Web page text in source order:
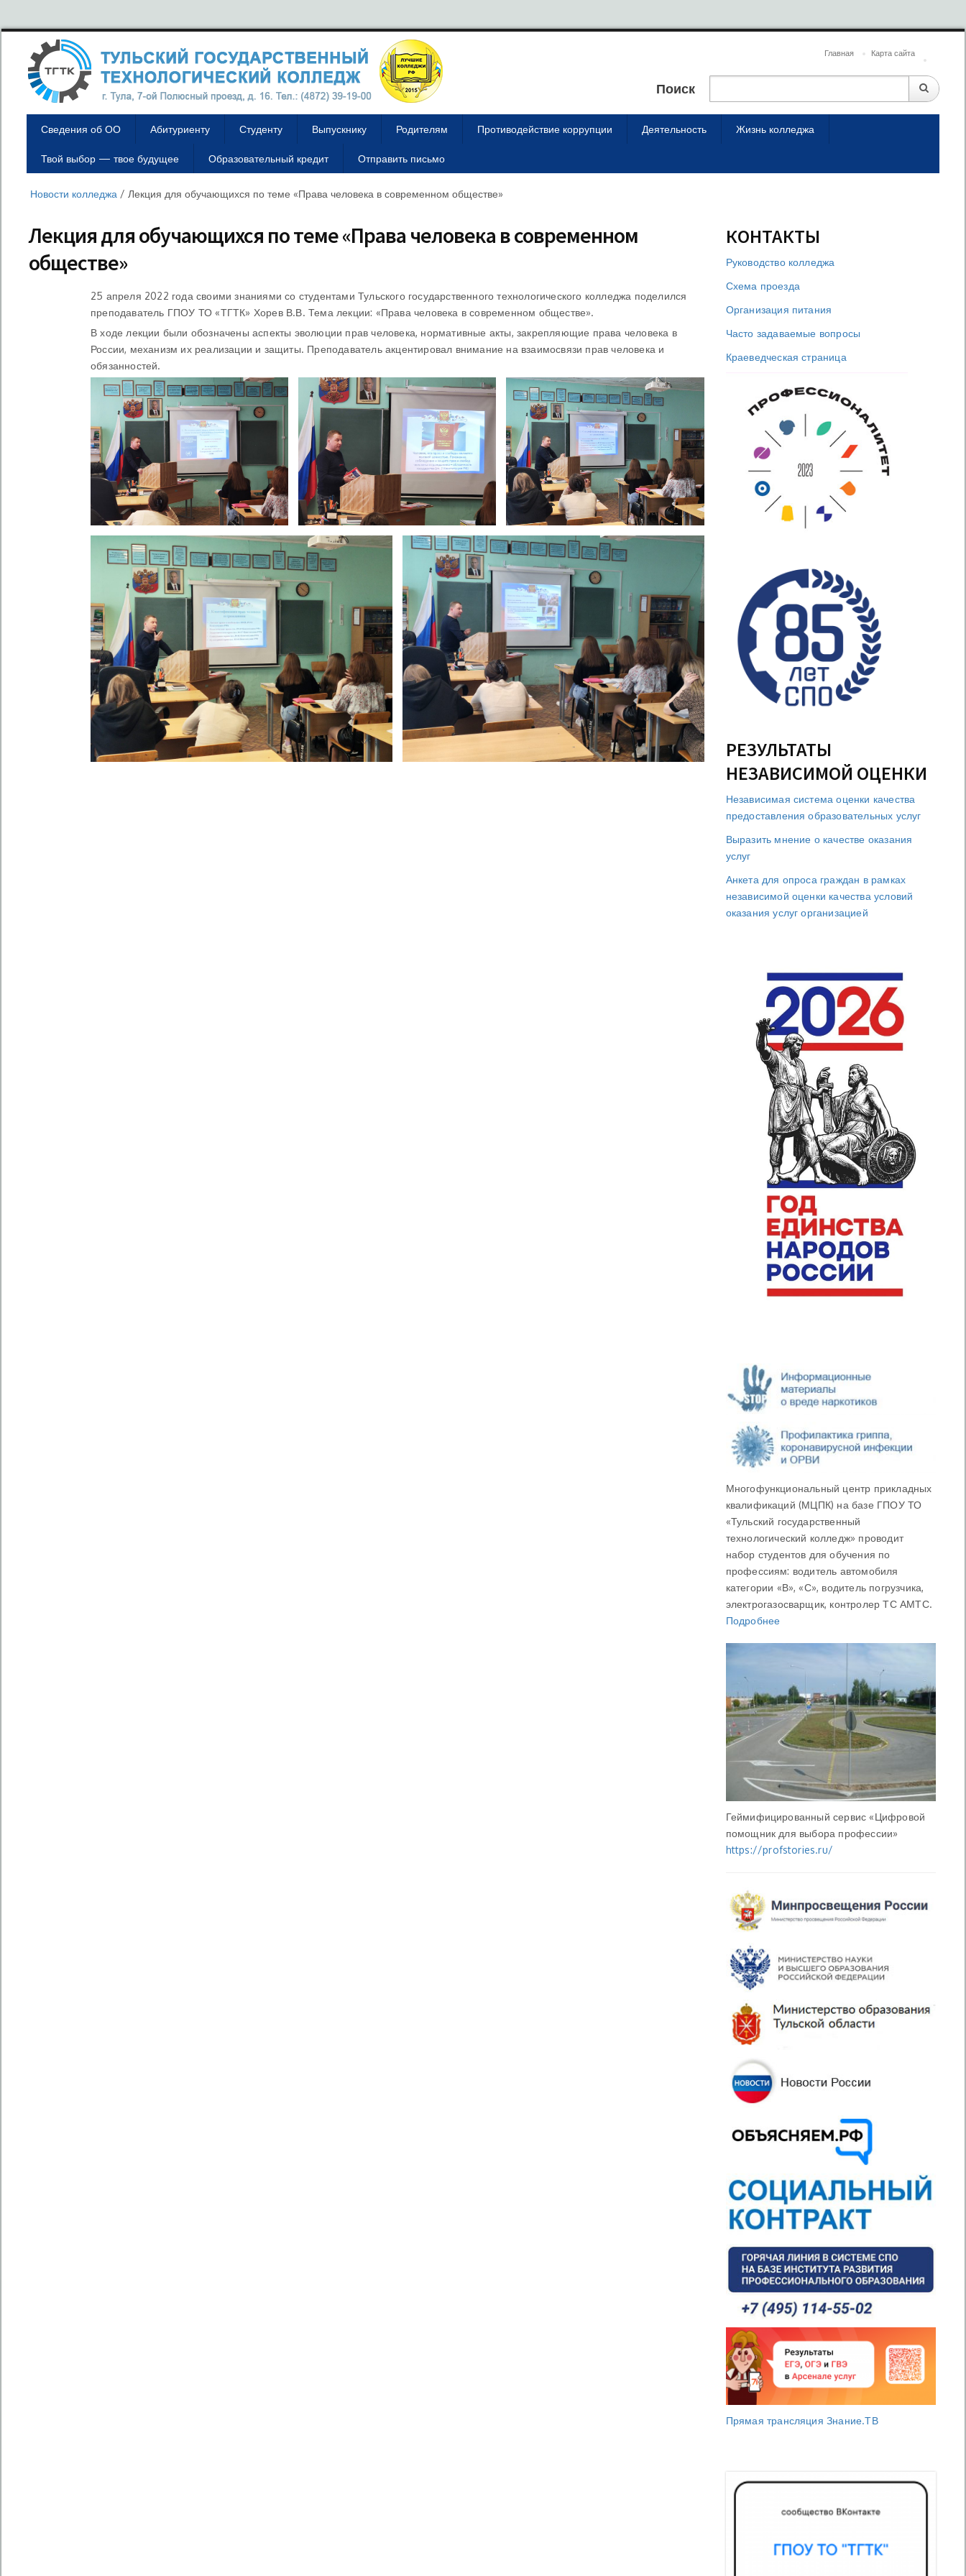
Главная Карта сайта
Поиск
Сведения об ОО Абитуриенту Студенту Выпускнику Родителям Противодействие коррупции Деятельность Жизнь колледжа
Твой выбор — твое будущее Образовательный кредит Отправить письмо
Новости колледжа / Лекция для обучающихся по теме «Права человека в современном обществе»
Лекция для обучающихся по теме «Права человека в современном
обществе»
25 апреля 2022 года своими знаниями со студентами Тульского государственного технологического колледжа поделился
преподаватель ГПОУ ТО «ТГТК» Хорев В.В. Тема лекции: «Права человека в современном обществе».
В ходе лекции были обозначены аспекты эволюции прав человека, нормативные акты, закрепляющие права человека в
России, механизм их реализации и защиты. Преподаватель акцентировал внимание на взаимосвязи прав человека и
обязанностей.
КОНТАКТЫ
Руководство колледжа
Схема проезда
Организация питания
Часто задаваемые вопросы
Краеведческая страница
РЕЗУЛЬТАТЫ
НЕЗАВИСИМОЙ ОЦЕНКИ
Независимая система оценки качества
предоставления образовательных услуг
Выразить мнение о качестве оказания
услуг
Анкета для опроса граждан в рамках
независимой оценки качества условий
оказания услуг организацией
Многофункциональный центр прикладных
квалификаций (МЦПК) на базе ГПОУ ТО
«Тульский государственный
технологический колледж» проводит
набор студентов для обучения по
профессиям: водитель автомобиля
категории «В», «С», водитель погрузчика,
электрогазосварщик, контролер ТС АМТС.
Подробнее
Геймифицированный сервис «Цифровой
помощник для выбора профессии»
https://profstories.ru/
Прямая трансляция Знание.ТВ